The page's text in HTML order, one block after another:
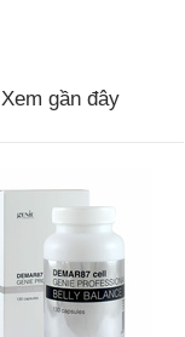
Xem gần đây